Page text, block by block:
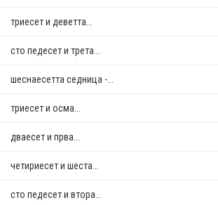
триесет и деветта...
сто педесет и трета...
шеснаесетта седница -...
триесет и осма...
дваесет и прва...
четириесет и шеста...
сто педесет и втора...